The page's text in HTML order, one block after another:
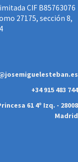
CIF B85763076
27175, sección 8,
+34 915 483 744
61 4º Izq. - 28008
Madrid